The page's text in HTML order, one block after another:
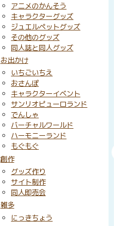
アニメのかんそう
キャラクターグッズ
ジュエルペットグッズ
その他のグッズ
同人誌と同人グッズ
お出かけ
いちごいちえ
おさんぽ
キャラクターイベント
サンリオピューロランド
でんしゃ
バーチャルワールド
ハーモニーランド
もぐもぐ
創作
グッズ作り
サイト制作
同人即売会
雑多
にっきちょう